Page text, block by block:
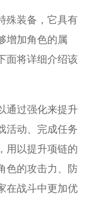
殊装备，它具有
增加角色的属
面将详细介绍该
通过强化来提升
活动、完成任务
用以提升项链的
色的攻击力、防
在战斗中更加优